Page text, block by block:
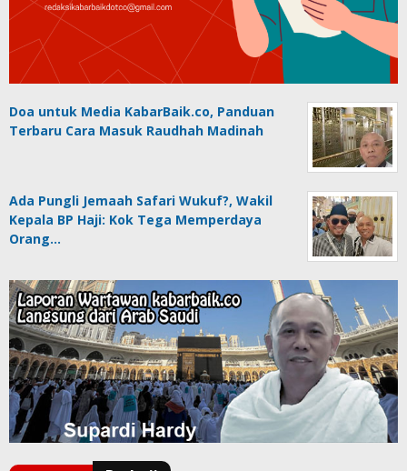
Doa untuk Media KabarBaik.co, Panduan
Terbaru Cara Masuk Raudhah Madinah
Ada Pungli Jemaah Safari Wukuf?, Wakil
Kepala BP Haji: Kok Tega Memperdaya
Orang…